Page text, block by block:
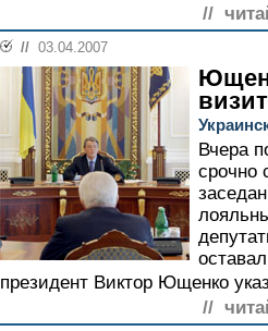
//
// 03.04.2007
Вчера
срочно
президент Виктор Ющенко
//